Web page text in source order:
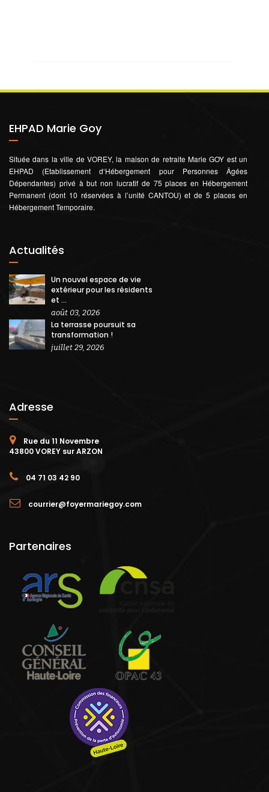
EHPAD Marie Goy
Située dans la ville de VOREY, la maison de retraite Marie GOY est un
EHPAD (Etablissement d‘Hébergement pour Personnes Âgées
Dépendantes) privé à but non lucratif de 75 places en Hébergement
Permanent (dont 10 réservées à l’unité CANTOU) et de 5 places en
Hébergement Temporaire.
Actualités
Un nouvel espace de vie
extérieur pour les résidents
et ...
août 03, 2026
La terrasse poursuit sa
transformation !
juillet 29, 2026
Adresse
Rue du 11 Novembre
43800 VOREY sur ARZON
04 71 03 42 90
courrier@foyermariegoy.com
Partenaires